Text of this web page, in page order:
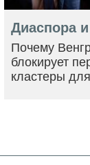
Диаспора
Почему
блокирует
кластеры